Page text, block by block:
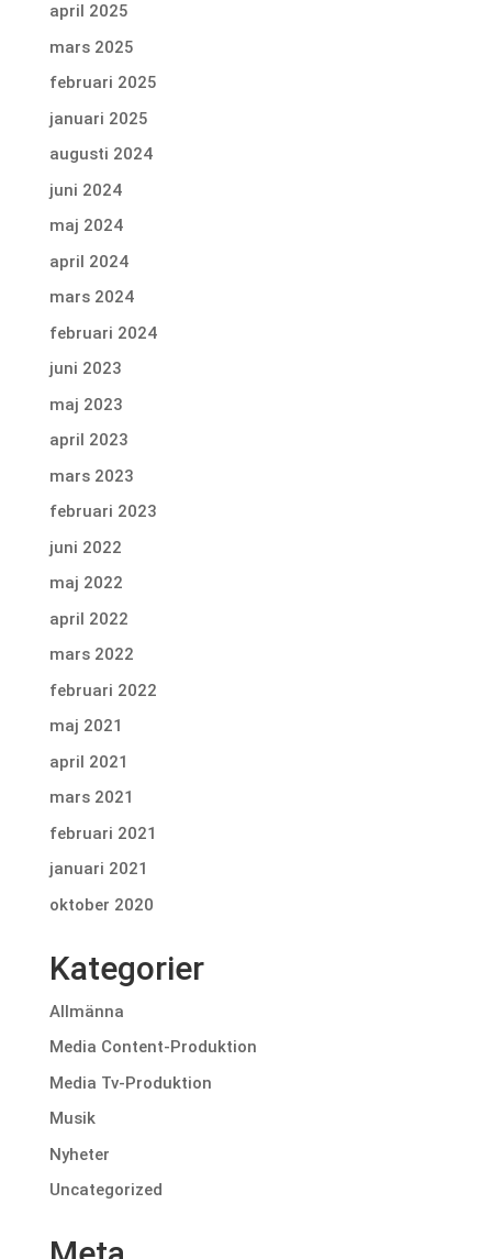
april 2025
mars 2025
februari 2025
januari 2025
augusti 2024
juni 2024
maj 2024
april 2024
mars 2024
februari 2024
juni 2023
maj 2023
april 2023
mars 2023
februari 2023
juni 2022
maj 2022
april 2022
mars 2022
februari 2022
maj 2021
april 2021
mars 2021
februari 2021
januari 2021
oktober 2020
Kategorier
Allmänna
Media Content-Produktion
Media Tv-Produktion
Musik
Nyheter
Uncategorized